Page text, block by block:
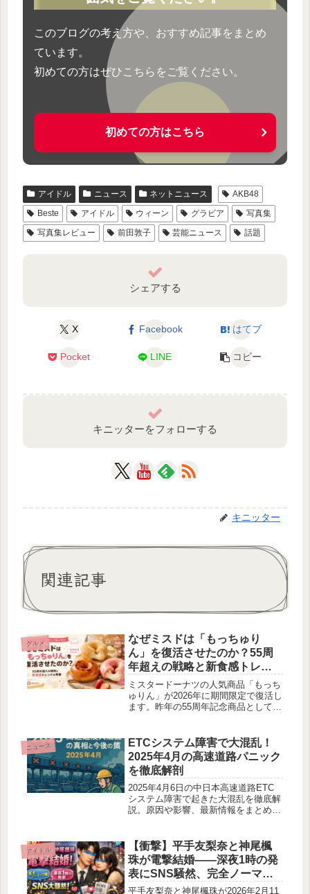
このブログの考え方や、おすすめ記事をまとめ
ています。
初めての方はぜひこちらをご覧ください。
初めての方はこちら
アイドル ニュース ネットニュース
AKB48
Beste
アイドル ウィーン グラビア
写真集
写真集レビュー
前田敦子 芸能ニュース 話題
シェアする
X Facebook はてブ
Pocket LINE コピー
キニッターをフォローする
キニッター
関連記事
グルメ
なぜミスドは「もっちゅり
ん」を復活させたのか？55周
年超えの戦略と新食感トレン
ドを徹底考察
ミスタードーナツの人気商品「もっち
ゅりん」が2026年に期間限定で復活し
ます。昨年の55周年記念商品としての
背景を考察します。
ニュース
ETCシステム障害で大混乱！
2025年4月の高速道路パニック
を徹底解剖
2025年4月6日の中日本高速道路ETC
システム障害で起きた大混乱を徹底解
説。原因や影響、最新情報をまとめ、
アイドル
【衝撃】平手友梨奈と神尾楓
珠が電撃結婚――深夜1時の発
表にSNS騒然、完全ノーマー
ク婚の全貌
平手友梨奈と神尾楓珠が2026年2月11